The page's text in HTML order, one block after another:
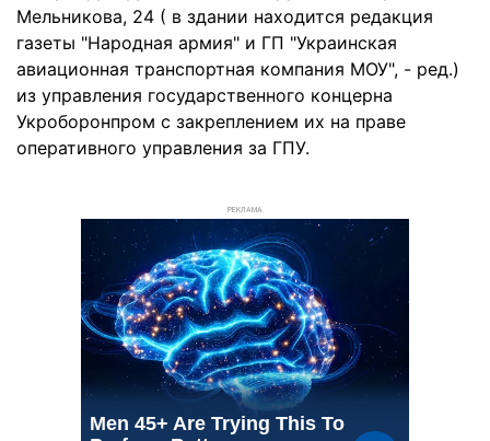
Мельникова, 24 ( в здании находится редакция
газеты "Народная армия" и ГП "Украинская
авиационная транспортная компания МОУ", - ред.)
из управления государственного концерна
Укроборонпром с закреплением их на праве
оперативного управления за ГПУ.
РЕКЛАМА